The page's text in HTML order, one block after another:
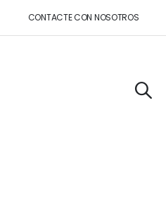
CONTACTE CON NOSOTROS